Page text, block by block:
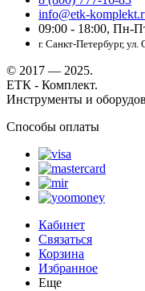
info@etk-
09:00 - 18:00, Пн-
г. Санкт-Петербург,
© 2017 — 2025.
ЕТК - Комплект.
Инструменты и
Способы оплаты
Кабинет
Связаться
Корзина
Избранное
Еще